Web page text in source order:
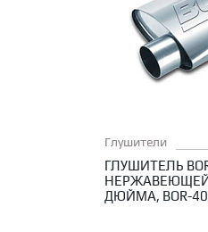
Глушители
ГЛУШИТЕЛЬ
НЕРЖАВЕЮЩЕЙ
ДЮЙМА, BOR-